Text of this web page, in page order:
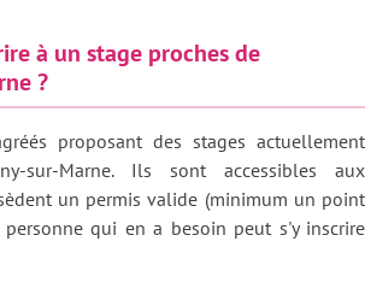
à un stage proches de
?
proposant des stages actuellement
sont accessibles aux
un permis valide (minimum un point
personne qui en a besoin peut s'y inscrire